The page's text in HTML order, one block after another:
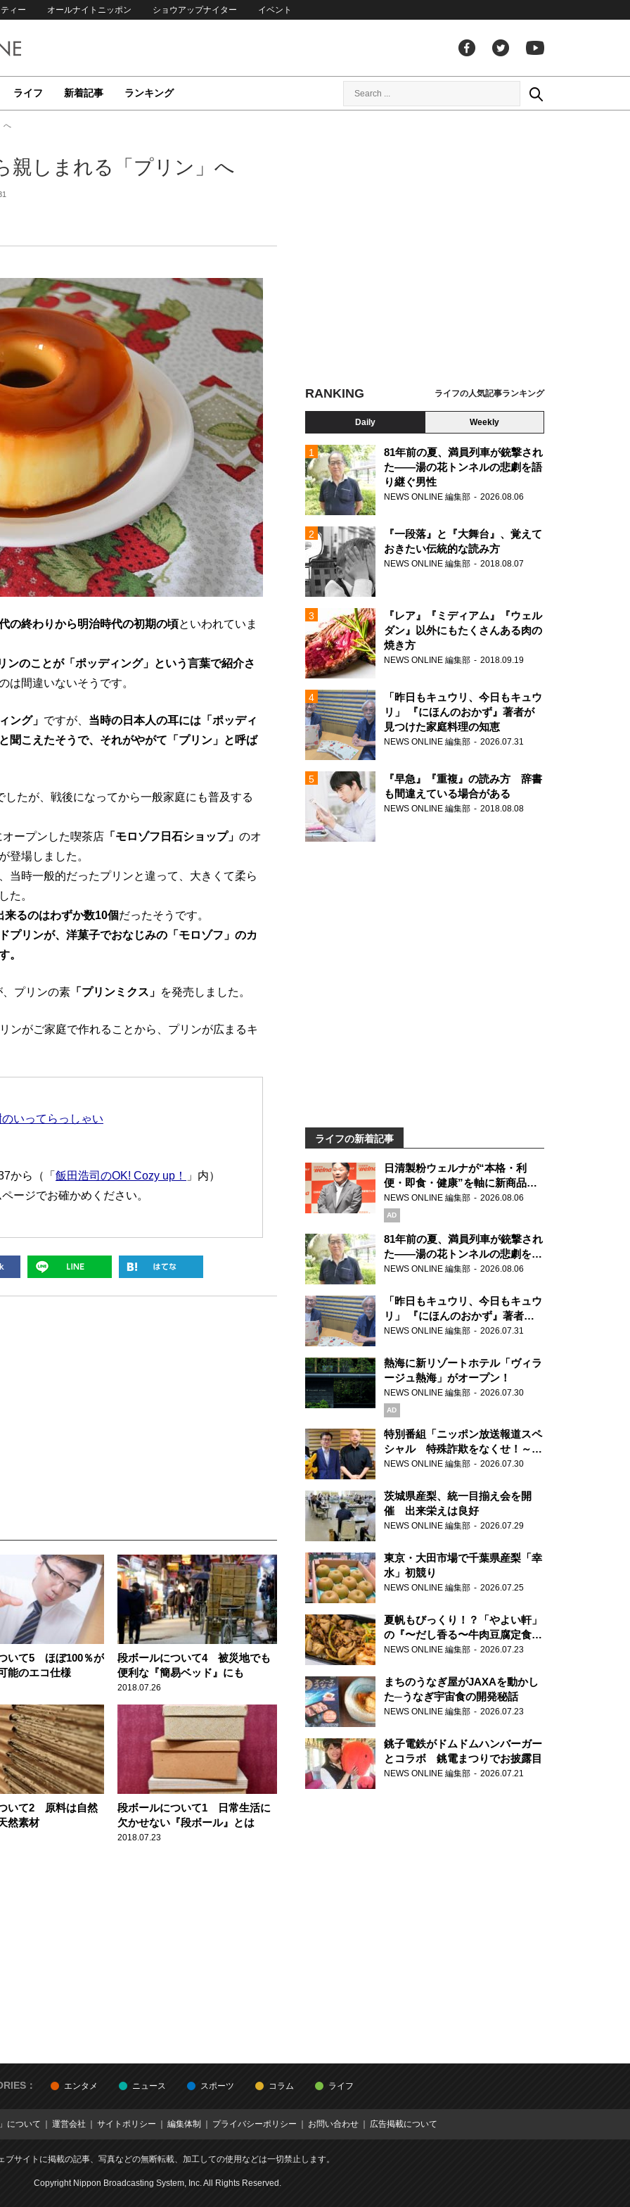
ィー オールナイトニッポン ショウアップナイター イベント
ライフ 新着記事 ランキング
へ
親しまれる「プリン」へ
の終わりから明治時代の初期の頃といわれていま
のことが「ポッディング」という言葉で紹介さ
は間違いないそうです。
ング」 ですが、 当時の日本人の耳には「ポッディ
聞こえたそうで、それがやがて「プリン」と呼ば
したが、戦後になってから一般家庭にも普及する
ープンした喫茶店 「モロゾフ日石ショップ」 のオ
登場しました。
当時一般的だったプリンと違って、大きくて柔ら
た。
来るのはわずか数10個だったそうです。
プリンが、洋菓子でおなじみの「モロゾフ」のカ
。
、プリンの素 「プリンミクス」 を発売しました。
ンがご家庭で作れることから、プリンが広まるキ
いってらっしゃい
から（「 飯田浩司のOK! Cozy up！
」内）
ージでお確かめください。
いて5 ほぼ100％が
能のエコ仕様
段ボールについて4 被災地でも
便利な『簡易ベッド』にも
2018.07.26
いて2 原料は自然
然素材
段ボールについて1 日常生活に
欠かせない『段ボール』とは
2018.07.23
RANKING ライフの人気記事ランキング
Daily Weekly
81年前の夏、満員列車が銃撃され
た――湯の花トンネルの悲劇を語
り継ぐ男性
NEWS ONLINE 編集部 2026.08.06
『一段落』と『大舞台』、覚えて
おきたい伝統的な読み方
NEWS ONLINE 編集部 2018.08.07
『レア』『ミディアム』『ウェル
ダン』以外にもたくさんある肉の
焼き方
NEWS ONLINE 編集部 2018.09.19
「昨日もキュウリ、今日もキュウ
リ」 『にほんのおかず』著者が
見つけた家庭料理の知恵
NEWS ONLINE 編集部 2026.07.31
『早急』『重複』の読み方 辞書
も間違えている場合がある
NEWS ONLINE 編集部 2018.08.08
ライフの新着記事
日清製粉ウェルナが“本格・利
便・即食・健康”を軸に新商品を
展開 「マ・マー」「青の洞窟」
ブランドを強化
NEWS ONLINE 編集部 2026.08.06
AD
81年前の夏、満員列車が銃撃され
た――湯の花トンネルの悲劇を語
り継ぐ男性
NEWS ONLINE 編集部 2026.08.06
「昨日もキュウリ、今日もキュウ
リ」 『にほんのおかず』著者が
見つけた家庭料理の知恵
NEWS ONLINE 編集部 2026.07.31
熱海に新リゾートホテル「ヴィラ
ージュ熱海」がオープン！
NEWS ONLINE 編集部 2026.07.30
AD
特別番組「ニッポン放送報道スペ
シャル 特殊詐欺をなくせ！～被
害者・加害者・警視庁が語るトク
NEWS ONLINE 編集部 2026.07.30
茨城県産梨、統一目揃え会を開
催 出来栄えは良好
NEWS ONLINE 編集部 2026.07.29
東京・大田市場で千葉県産梨「幸
水」初競り
NEWS ONLINE 編集部 2026.07.25
夏帆もびっくり！？「やよい軒」
の『〜だし香る〜牛肉豆腐定食』
が香り高すぎる
NEWS ONLINE 編集部 2026.07.23
まちのうなぎ屋がJAXAを動かし
た─うなぎ宇宙食の開発秘話
NEWS ONLINE 編集部 2026.07.23
銚子電鉄がドムドムハンバーガー
とコラボ 銚電まつりでお披露目
NEWS ONLINE 編集部 2026.07.21
： エンタメ ニュース スポーツ コラム ライフ
について 運営会社 サイトポリシー 編集体制 プライバシーポリシー お問い合わせ 広告掲載について
ブサイトに掲載の記事、写真などの無断転載、加工しての使用などは一切禁止します。
Copyright Nippon Broadcasting System, Inc. All Rights Reserved.